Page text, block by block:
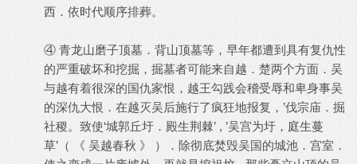
西．依时代顺序排葬。
④ 青龙山磨子顶墓．背山顶墓等，早年都遭到具有复仇性
的严重破坏和挖掘，掘墓者可能来自越．楚两个方面．吴
与越有着很深的国仇家恨，越王勾践会稽受辱和卑身事吴
的深仇大恨．在越灭吴后施行了疯狂地报复，’伐宗庙．掘
社稷。致使‘城郭丘圩．殿生荆棘’ , ’吴宫为圩，庭生蔓
草’（ 《 吴越春秋 》 ）．除彻底焚毁吴国的城池．宫室．